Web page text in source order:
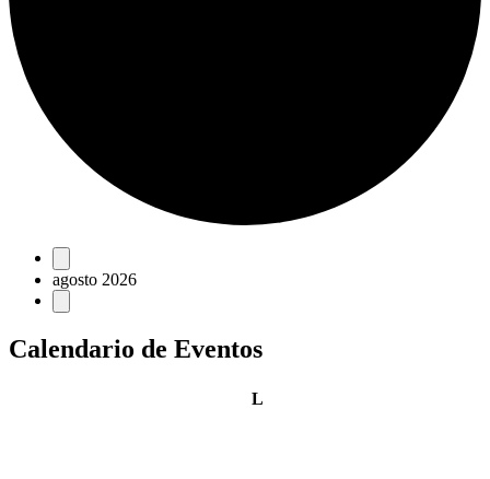
Eventos
agosto 2026
Calendario de Eventos
Llunes